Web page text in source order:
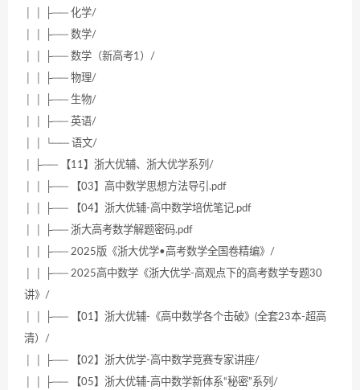
│ │ ├── 化学/
│ │ ├── 数学/
│ │ ├── 数学（新高考1）/
│ │ ├── 物理/
│ │ ├── 生物/
│ │ ├── 英语/
│ │ └── 语文/
│ ├── 【11】浙大优辅、浙大优学系列/
│ │ ├── 【03】高中数学思想方法导引.pdf
│ │ ├── 【04】浙大优辅-高中数学培优笔记.pdf
│ │ ├── 浙大高考数学解题密码.pdf
│ │ ├── 2025版《浙大优学•高考数学全国卷精编》/
│ │ ├── 2025高中数学《浙大优学-高观点下的高考数学专题30
讲》/
│ │ ├── 【01】浙大优辅-《高中数学各个击破》(全套23本-超高
清）/
│ │ ├── 【02】浙大优学-高中数学竞赛专家讲座/
│ │ ├── 【05】浙大优辅-高中数学新体系“秘密”系列/